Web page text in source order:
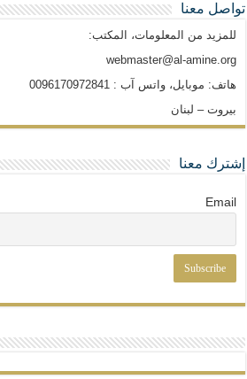
تواصل معنا
للمزيد من المعلومات، المكتب:
webmaster@al-amine.org
هاتف: موبايل، واتس آب : 0096170972841
بيروت – لبنان
إشترك معنا
Email